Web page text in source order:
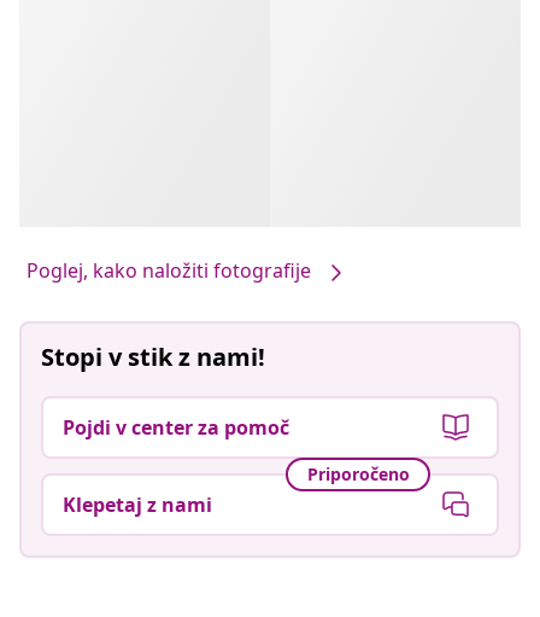
Poglej, kako naložiti fotografije
Stopi v stik z nami!
Pojdi v center za pomoč
Priporočeno
Klepetaj z nami